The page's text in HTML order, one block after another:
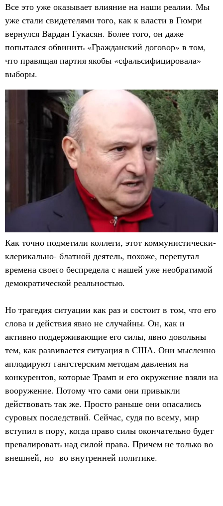
Все это уже оказывает влияние на наши реалии. Мы
уже стали свидетелями того, как к власти в Гюмри
вернулся Вардан Гукасян. Более того, он даже
попытался обвинить «Гражданский договор» в том,
что правящая партия якобы «сфальсифицировала»
выборы.
Как точно подметили коллеги, этот коммунистически-
клерикально- блатной деятель, похоже, перепутал
времена своего беспредела с нашей уже необратимой
демократической реальностью.
Но трагедия ситуации как раз и состоит в том, что его
слова и действия явно не случайны. Он, как и
активно поддерживающие его силы, явно довольны
тем, как развивается ситуация в США. Они мысленно
аплодируют гангстерским методам давления на
конкурентов, которые Трамп и его окружение взяли на
вооружение. Потому что сами они привыкли
действовать так же. Просто раньше они опасались
суровых последствий. Сейчас, судя по всему, мир
вступил в пору, когда право силы окончательно будет
превалировать над силой права. Причем не только во
внешней, но во внутренней политике.